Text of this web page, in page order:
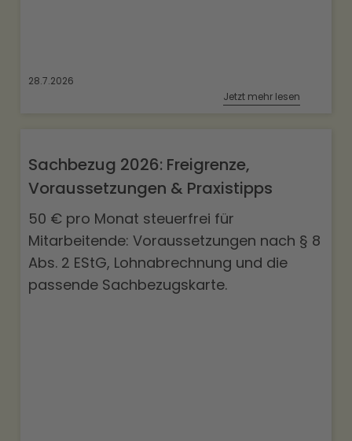
28.7.2026
Jetzt mehr lesen
Sachbezug 2026: Freigrenze,
Voraussetzungen & Praxistipps
50 € pro Monat steuerfrei für
Mitarbeitende: Voraussetzungen nach § 8
Abs. 2 EStG, Lohnabrechnung und die
passende Sachbezugskarte.